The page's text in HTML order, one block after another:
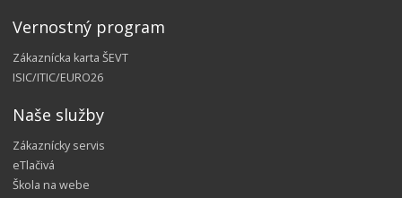
Vernostný program
Zákaznícka karta ŠEVT
ISIC/ITIC/EURO26
Naše služby
Zákaznícky servis
eTlačivá
Škola na webe